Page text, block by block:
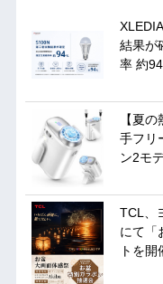
結果が
率 約
【夏
手フリ
ン2モ
TCL、
にて「
トを開